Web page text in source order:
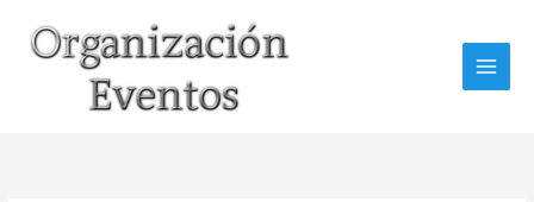
contenido